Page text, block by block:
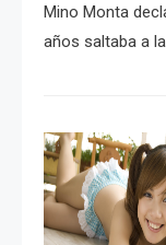
Mino Monta
años saltaba a